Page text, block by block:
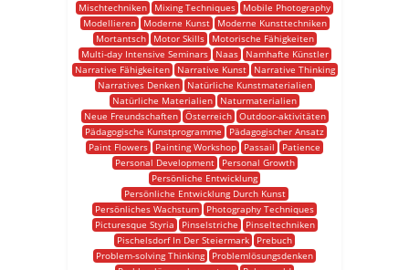
Mischtechniken
Mixing Techniques
Mobile Photography
Modellieren
Moderne Kunst
Moderne Kunsttechniken
Mortantsch
Motor Skills
Motorische Fähigkeiten
Multi-day Intensive Seminars
Naas
Namhafte Künstler
Narrative Fähigkeiten
Narrative Kunst
Narrative Thinking
Narratives Denken
Natürliche Kunstmaterialien
Natürliche Materialien
Naturmaterialien
Neue Freundschaften
Österreich
Outdoor-aktivitäten
Pädagogische Kunstprogramme
Pädagogischer Ansatz
Paint Flowers
Painting Workshop Passail
Patience
Personal Development
Personal Growth
Persönliche Entwicklung
Persönliche Entwicklung Durch Kunst
Persönliches Wachstum
Photography Techniques
Picturesque Styria
Pinselstriche
Pinseltechniken
Pischelsdorf In Der Steiermark
Prebuch
Problem-solving Thinking
Problemlösungsdenken